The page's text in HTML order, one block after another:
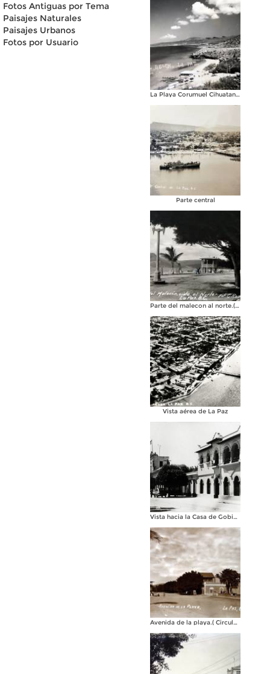
Fotos Antiguas por Tema
Paisajes Naturales
Paisajes Urbanos
Fotos por Usuario
La Playa Corumuel Cihuatan ( Circulada el 3 de Marzo de 1952 ).
Parte central
Parte del malecon al norte.( Circulada el 3 de Marzo de 1936 ).
Vista aérea de La Paz
Vista hacia la Casa de Gobierno
Avenida de la playa.( Circulada el 21 de Agosto de 1927 ).